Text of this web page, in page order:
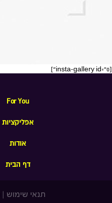
[insta-gallery id="0"]
For You
אפליקציות
אודות
דף הבית
תנאי שימוש |